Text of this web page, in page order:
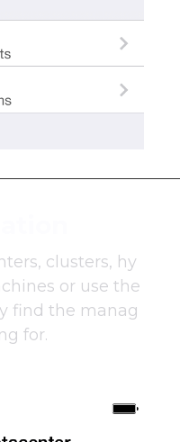
clusters, hy
or use the
find the manag
for.